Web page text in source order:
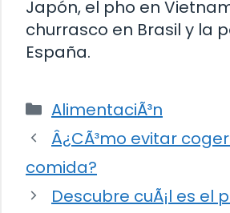
Japón, el pho en
churrasco en Brasil y la
España.
Categorías
AlimentaciÃ³n
Â¿CÃ³mo evitar
comida?
Descubre cuÃ¡l es el